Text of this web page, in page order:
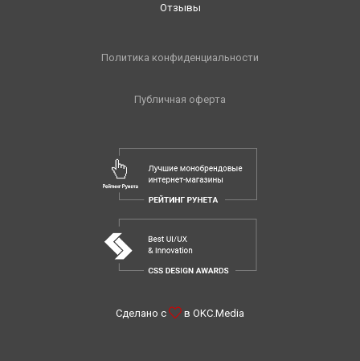
Отзывы
Политика конфиденциальности
Публичная оферта
Сделано с в OKC.Media